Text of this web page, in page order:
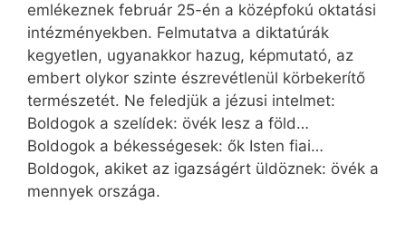
emlékeznek február 25-én a középfokú oktatási
intézményekben. Felmutatva a diktatúrák
kegyetlen, ugyanakkor hazug, képmutató, az
embert olykor szinte észrevétlenül körbekerítő
természetét. Ne feledjük a jézusi intelmet:
Boldogok a szelídek: övék lesz a föld…
Boldogok a békességesek: ők Isten fiai…
Boldogok, akiket az igazságért üldöznek: övék a
mennyek országa.